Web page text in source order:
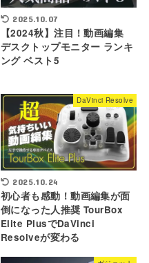
2025.10.07
【2024秋】注目！動画編集
デスクトップモニター ランキ
ング ベスト5
DaVinci Resolve
2025.10.24
初心者も感動！動画編集が面
倒になった人推奨 TourBox
Elite PlusでDaVinci
Resolveが変わる